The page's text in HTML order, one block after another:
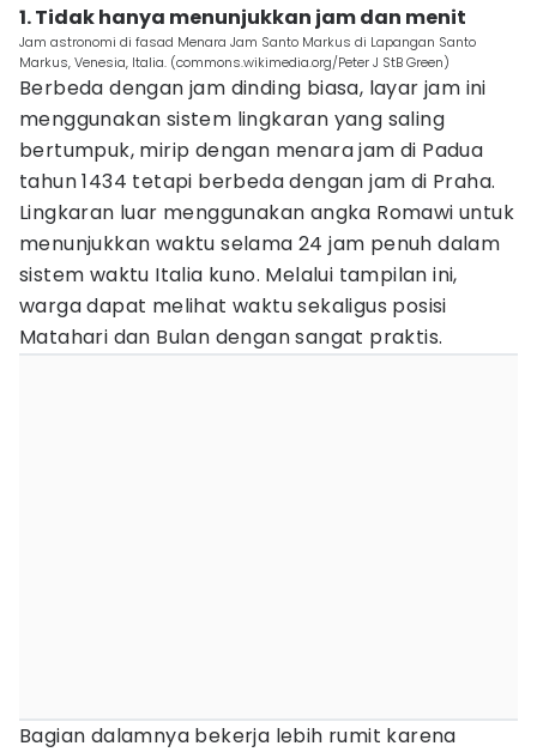
1. Tidak hanya menunjukkan jam dan menit
Jam astronomi di fasad Menara Jam Santo Markus di Lapangan Santo
Markus, Venesia, Italia. (commons.wikimedia.org/Peter J StB Green)
Berbeda dengan jam dinding biasa, layar jam ini
menggunakan sistem lingkaran yang saling
bertumpuk, mirip dengan menara jam di Padua
tahun 1434 tetapi berbeda dengan jam di Praha.
Lingkaran luar menggunakan angka Romawi untuk
menunjukkan waktu selama 24 jam penuh dalam
sistem waktu Italia kuno. Melalui tampilan ini,
warga dapat melihat waktu sekaligus posisi
Matahari dan Bulan dengan sangat praktis.
Bagian dalamnya bekerja lebih rumit karena